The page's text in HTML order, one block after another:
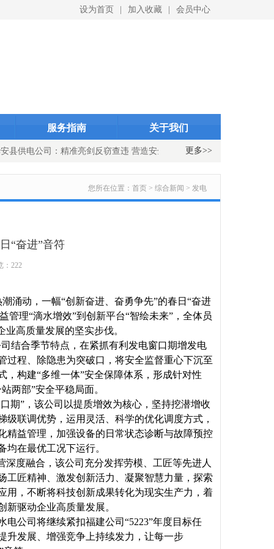
设为首页 加入收藏 会员中心
服务指南 关于我们
更多>>
县供电公司：精准亮剑反窃查违 营造安全有序用电环境
您所在位置： 首页 > 综合新闻 > 发电
“奋进”音符
：222
涌动，一幅“创新奋进、奋勇争先”的春日“奋进
管理“滴水增效”到创新平台“智绘未来”，全体员
高质量发展的坚实步伐。
结合季节特点，在紧抓有利发电窗口期增发电
过程、除隐患为突破口，将安全监督重心下沉至
构建“多维一体”安全保障体系，形成针对性
两部”安全平稳局面。
期”，该公司以提质增效为核心，坚持挖潜增收
联调优势，运用灵活、科学的优化调度方式，
精益管理，加强设备的日常状态诊断与故障预控
在最优工况下运行。
度融合，该公司充分发挥劳模、工匠等先进人
工匠精神、激发创新活力、凝聚智慧力量，探索
用，不断将科技创新成果转化为现实生产力，着
驱动企业高质量发展。
公司将继续紧扣福建公司“5223”年度目标任
升发展、增强竞争上持续发力，让每一步